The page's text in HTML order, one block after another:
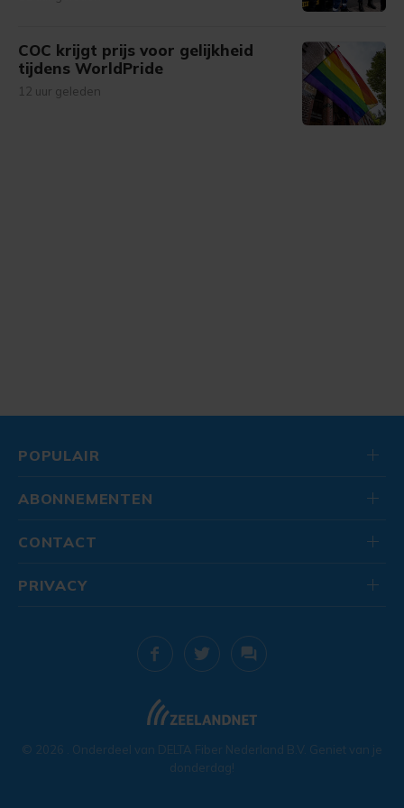
COC krijgt prijs voor gelijkheid
tijdens WorldPride
12 uur geleden
POPULAIR
ABONNEMENTEN
CONTACT
© 2026 . Onderdeel van DELTA Fiber Nederland B.V. Geniet van je
donderdag!
PRIVACY